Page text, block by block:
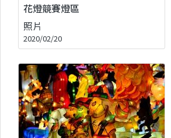
花燈競賽燈區
照片
2020/02/20